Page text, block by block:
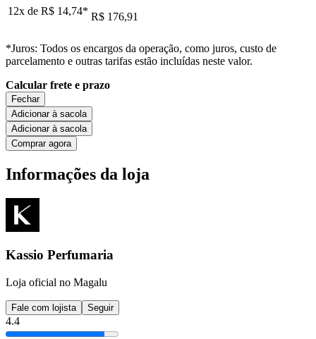
12x de R$ 14,74* R$ 176,91
*Juros: Todos os encargos da operação, como juros, custo de
parcelamento e outras tarifas estão incluídas neste valor.
Calcular frete e prazo
Fechar
Adicionar à sacola
Adicionar à sacola
Comprar agora
Informações da loja
Kassio Perfumaria
Loja oficial no Magalu
Fale com lojista Seguir
4.4